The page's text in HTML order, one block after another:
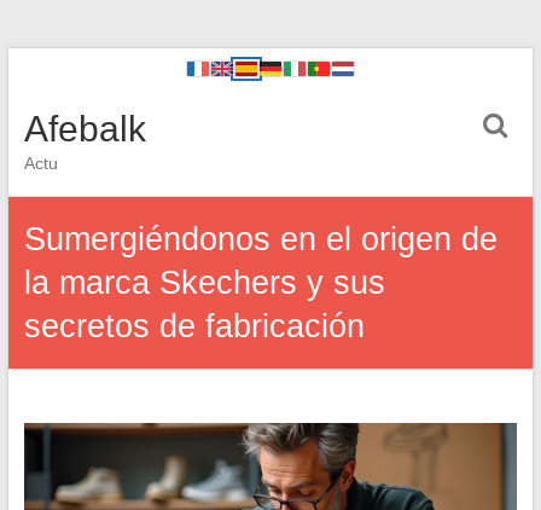
Afebalk
Actu
Sumergiéndonos en el origen de
la marca Skechers y sus
secretos de fabricación